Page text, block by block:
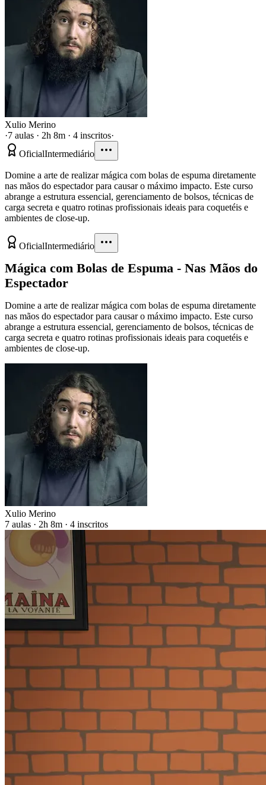
Xulio Merino
·7 aulas · 2h 8m · 4 inscritos·
OficialIntermediário
Domine a arte de realizar mágica com bolas de espuma diretamente
nas mãos do espectador para causar o máximo impacto. Este curso
abrange a estrutura essencial, gerenciamento de bolsos, técnicas de
carga secreta e quatro rotinas profissionais ideais para coquetéis e
ambientes de close-up.
OficialIntermediário
Mágica com Bolas de Espuma - Nas Mãos do
Espectador
Domine a arte de realizar mágica com bolas de espuma diretamente
nas mãos do espectador para causar o máximo impacto. Este curso
abrange a estrutura essencial, gerenciamento de bolsos, técnicas de
carga secreta e quatro rotinas profissionais ideais para coquetéis e
ambientes de close-up.
Xulio Merino
7 aulas · 2h 8m · 4 inscritos